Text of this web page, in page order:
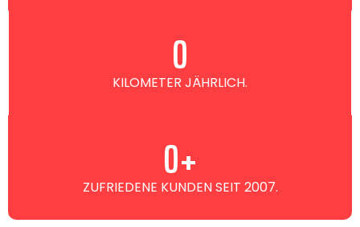
KILOMETER JÄHRLICH.
0
ZUFRIEDENE KUNDEN SEIT 2007.
0+